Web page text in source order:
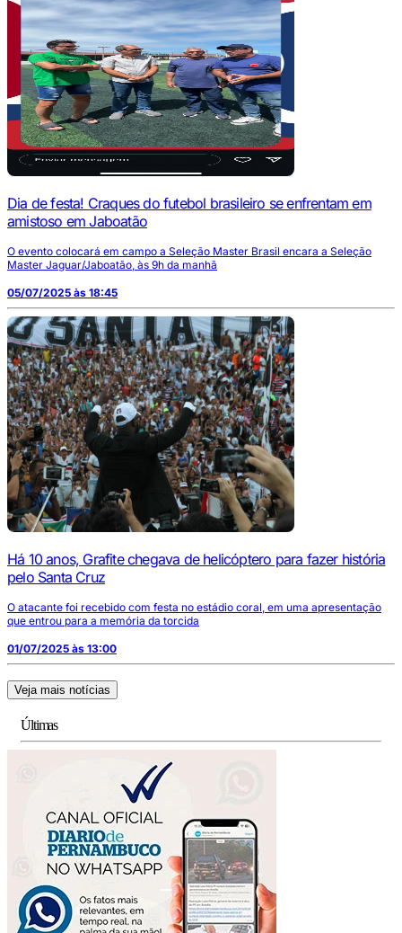
Dia de festa! Craques do futebol brasileiro se enfrentam em
amistoso em Jaboatão
O evento colocará em campo a Seleção Master Brasil encara a Seleção
Master Jaguar/Jaboatão, às 9h da manhã
05/07/2025 às 18:45
Há 10 anos, Grafite chegava de helicóptero para fazer história
pelo Santa Cruz
O atacante foi recebido com festa no estádio coral, em uma apresentação
que entrou para a memória da torcida
01/07/2025 às 13:00
Veja mais notícias
Últimas